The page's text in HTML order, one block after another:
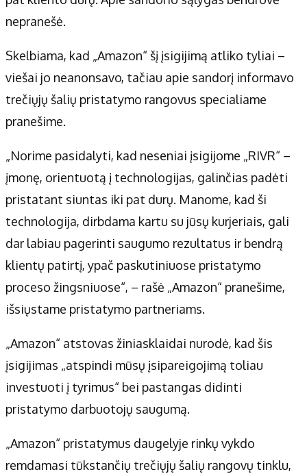
Apie mus
Autoriai
Redakcijos politika
Receptai
nepranešė.
Skelbiama, kad „Amazon“ šį įsigijimą atliko tyliai –
viešai jo neanonsavo, tačiau apie sandorį informavo
trečiųjų šalių pristatymo rangovus specialiame
pranešime.
„Norime pasidalyti, kad neseniai įsigijome „RIVR“ –
įmonę, orientuotą į technologijas, galinčias padėti
pristatant siuntas iki pat durų. Manome, kad ši
technologija, dirbdama kartu su jūsų kurjeriais, gali
dar labiau pagerinti saugumo rezultatus ir bendrą
klientų patirtį, ypač paskutiniuose pristatymo
proceso žingsniuose“, – rašė „Amazon“ pranešime,
išsiųstame pristatymo partneriams.
„Amazon“ atstovas žiniasklaidai nurodė, kad šis
įsigijimas „atspindi mūsų įsipareigojimą toliau
investuoti į tyrimus“ bei pastangas didinti
pristatymo darbuotojų saugumą.
„Amazon“ pristatymus daugelyje rinkų vykdo
remdamasi tūkstančių trečiųjų šalių rangovų tinklu,